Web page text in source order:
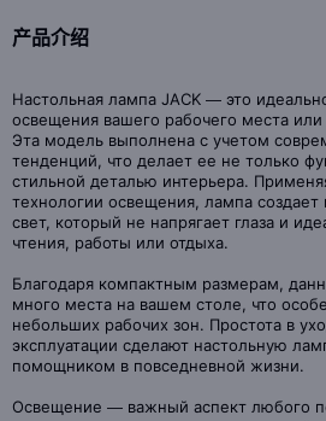
产品介绍
Настольная лампа JACK — это
освещения вашего рабочего места
Эта модель выполнена с учетом
тенденций, что делает ее не только
стильной деталью интерьера.
технологии освещения, лампа
свет, который не напрягает глаза и
чтения, работы или отдыха.
Благодаря компактным размерам,
много места на вашем столе, что
небольших рабочих зон. Простота в
эксплуатации сделают настольную
помощником в повседневной жизни.
Освещение — важный аспект любого